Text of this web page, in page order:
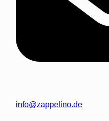
info@zappelino.de